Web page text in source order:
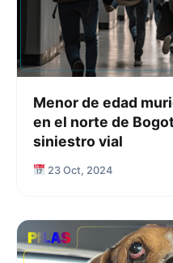
Menor de edad
en el norte de
siniestro vial
23 Oct, 2024